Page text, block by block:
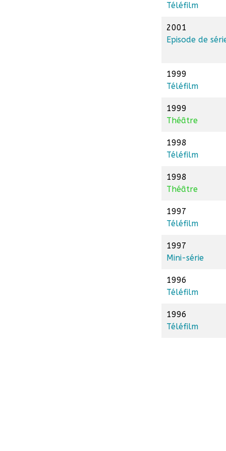
Téléfilm
2001
Episode de
1999
Téléfilm
1999
Théâtre
1998
Téléfilm
1998
Théâtre
1997
Téléfilm
1997
Mini-série
1996
Téléfilm
1996
Téléfilm